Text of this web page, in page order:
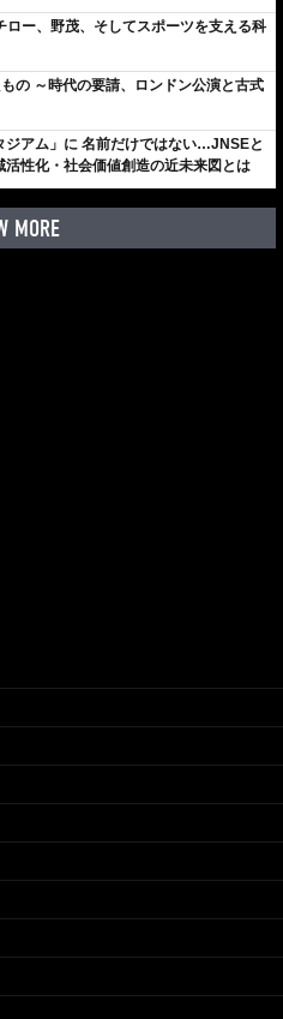
崎は、ずっと成長曲線だから」
ロー、野茂、そしてスポーツを支える科
の ～時代の要請、ロンドン公演と古式
ジアム」に 名前だけではない…JNSEと
活性化・社会価値創造の近未来図とは
MORE